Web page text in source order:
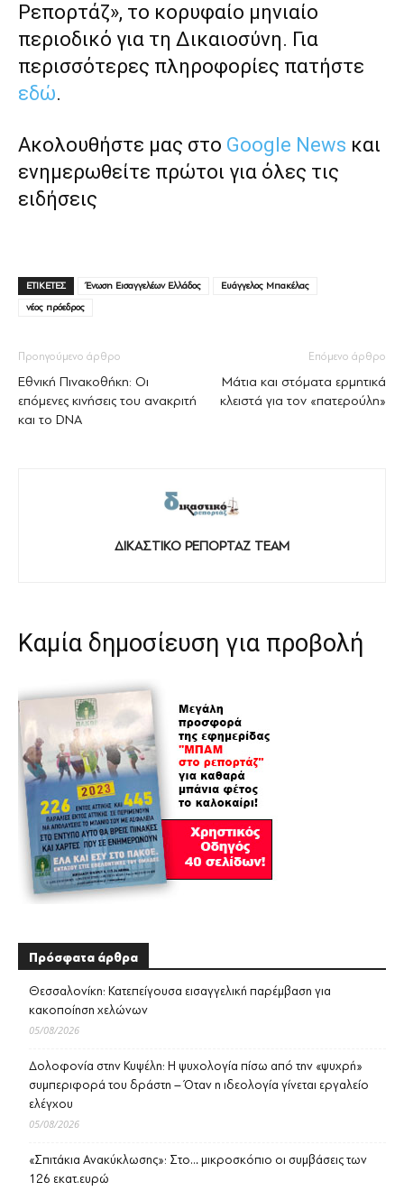
Ρεπορτάζ», το κορυφαίο μηνιαίο
περιοδικό για τη Δικαιοσύνη. Για
περισσότερες πληροφορίες πατήστε
εδώ.
Ακολουθήστε μας στο Google News και
ενημερωθείτε πρώτοι για όλες τις
ειδήσεις
ΕΤΙΚΕΤΕΣ Ένωση Εισαγγελέων Ελλάδος
Ευάγγελος Μπακέλας
νέος πρόεδρος
Προηγούμενο άρθρο
Εθνική Πινακοθήκη: Οι
επόμενες κινήσεις του ανακριτή
και το DNA
Επόμενο άρθρο
Μάτια και στόµατα ερµητικά
κλειστά για τον «πατερούλη»
ΔΙΚΑΣΤΙΚΟ ΡΕΠΟΡΤΑΖ TEAM
Καμία δημοσίευση για προβολή
Πρόσφατα άρθρα
Θεσσαλονίκη: Κατεπείγουσα εισαγγελική παρέμβαση για
κακοποίηση χελώνων
05/08/2026
Δολοφονία στην Κυψέλη: Η ψυχολογία πίσω από την «ψυχρή»
συμπεριφορά του δράστη – Όταν η ιδεολογία γίνεται εργαλείο
ελέγχου
05/08/2026
«Σπιτάκια Ανακύκλωσης»: Στο… μικροσκόπιο οι συμβάσεις των
126 εκατ.ευρώ